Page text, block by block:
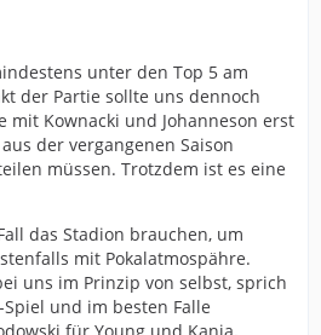
unter den Top 5 am
der Partie sollte uns dennoch
mit Kownacki und Johanneson erst
der vergangenen Saison
müssen. Trotzdem ist es eine
das Stadion brauchen, um
mit Pokalatmospähre.
uns im Prinzip von selbst, sprich
und im besten Falle